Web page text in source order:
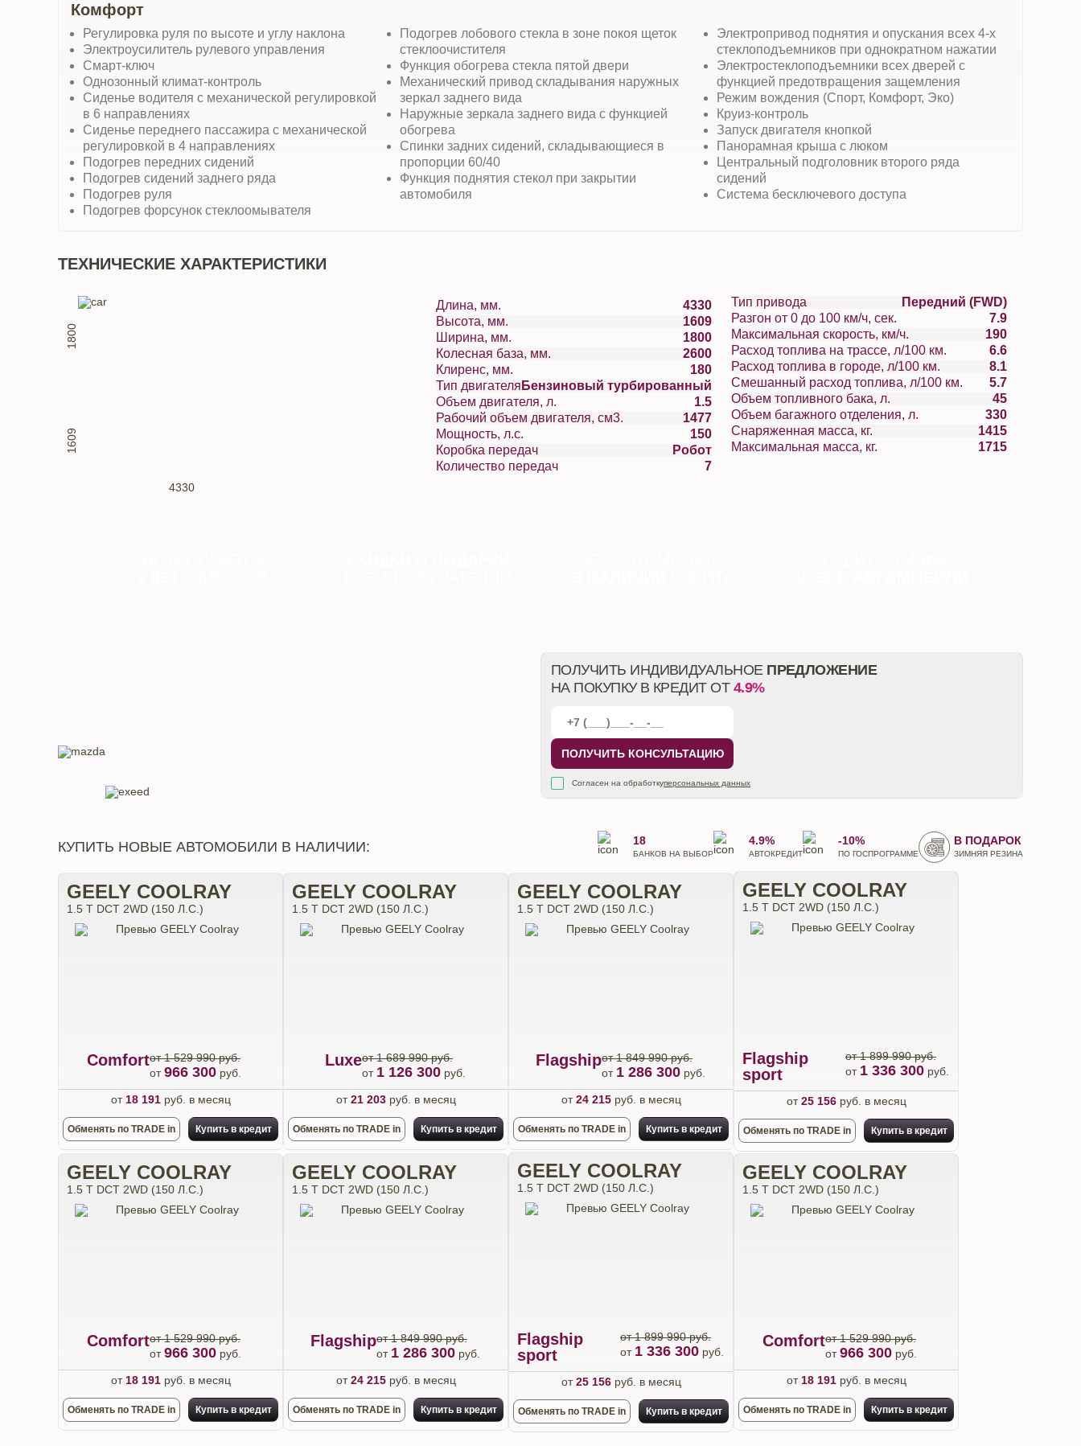
Комфорт
Регулировка руля по высоте и углу наклона
Электроусилитель рулевого управления
Смарт-ключ
Однозонный климат-контроль
Сиденье водителя с механической регулировкой
в 6 направлениях
Сиденье переднего пассажира с механической
регулировкой в 4 направлениях
Подогрев передних сидений
Подогрев сидений заднего ряда
Подогрев руля
Подогрев форсунок стеклоомывателя
Подогрев лобового стекла в зоне покоя щеток
стеклоочистителя
Функция обогрева стекла пятой двери
Механический привод складывания наружных
зеркал заднего вида
Наружные зеркала заднего вида с функцией
обогрева
Спинки задних сидений, складывающиеся в
пропорции 60/40
Функция поднятия стекол при закрытии
автомобиля
Электропривод поднятия и опускания всех 4-х
стеклоподъемников при однократном нажатии
Электростеклоподъемники всех дверей с
функцией предотвращения защемления
Режим вождения (Спорт, Комфорт, Эко)
Круиз-контроль
Запуск двигателя кнопкой
Панорамная крыша с люком
Центральный подголовник второго ряда
сидений
Система бесключевого доступа
ТЕХНИЧЕСКИЕ ХАРАКТЕРИСТИКИ
4330
1609
1800
Длина, мм.
4330
Высота, мм.
1609
Ширина, мм.
1800
Колесная база, мм.
2600
Клиренс, мм.
180
Тип двигателя Бензиновый турбированный
Объем двигателя, л.
1.5
Рабочий объем двигателя, см3.
1477
Мощность, л.с.
150
Коробка передач
Робот
Количество передач
7
Тип привода
Передний (FWD)
Разгон от 0 до 100 км/ч, сек.
7.9
Максимальная скорость, км/ч.
190
Расход топлива на трассе, л/100 км.
6.6
Расход топлива в городе, л/100 км.
8.1
Смешанный расход топлива, л/100 км.
5.7
Объем топливного бака, л.
45
Объем багажного отделения, л.
330
Снаряженная масса, кг.
1415
Максимальная масса, кг.
1715
ПОЛУЧИТЬ ИНДИВИДУАЛЬНОЕ ПРЕДЛОЖЕНИЕ
НА ПОКУПКУ В КРЕДИТ ОТ 4.9%
ПОЛУЧИТЬ КОНСУЛЬТАЦИЮ
Согласен на обработкуперсональных данных
КУПИТЬ НОВЫЕ АВТОМОБИЛИ В НАЛИЧИИ: 18
БАНКОВ НА ВЫБОР
4.9%
АВТОКРЕДИТ
-10%
ПО ГОСПРОГРАММЕ
В ПОДАРОК
ЗИМНЯЯ РЕЗИНА
GEELY COOLRAY
1.5 T DCT 2WD (150 Л.С.)
Comfortот 1 529 990 руб.
от966 300 руб.
от 18 191руб. в месяц
Обменять по TRADE in Купить в кредит
GEELY COOLRAY
1.5 T DCT 2WD (150 Л.С.)
Luxeот 1 689 990 руб.
от 1 126 300 руб.
от21 203руб. в месяц
Обменять по TRADE in Купить в кредит
GEELY COOLRAY
1.5 T DCT 2WD (150 Л.С.)
Flagshipот 1 849 990 руб.
от 1 286 300 руб.
от24 215руб. в месяц
Обменять по TRADE in Купить в кредит
GEELY COOLRAY
1.5 T DCT 2WD (150 Л.С.)
Flagship
sport
от 1 899 990 руб.
от 1 336 300 руб.
от25 156руб. в месяц
Обменять по TRADE in Купить в кредит
GEELY COOLRAY
1.5 T DCT 2WD (150 Л.С.)
Comfortот 1 529 990 руб.
от966 300 руб.
от 18 191руб. в месяц
Обменять по TRADE in Купить в кредит
GEELY COOLRAY
1.5 T DCT 2WD (150 Л.С.)
Flagshipот 1 849 990 руб.
от 1 286 300 руб.
от24 215руб. в месяц
Обменять по TRADE in Купить в кредит
GEELY COOLRAY
1.5 T DCT 2WD (150 Л.С.)
Flagship
sport
от 1 899 990 руб.
от 1 336 300 руб.
от25 156руб. в месяц
Обменять по TRADE in Купить в кредит
GEELY COOLRAY
1.5 T DCT 2WD (150 Л.С.)
Comfortот 1 529 990 руб.
от966 300 руб.
от 18 191руб. в месяц
Обменять по TRADE in Купить в кредит